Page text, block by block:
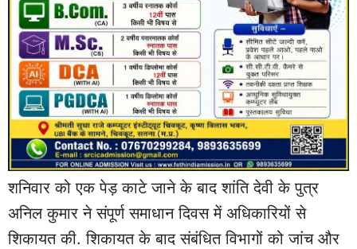
शनिवार को एक पेड़ काटे जाने के बाद शांति देवी के पुत्र
अनिल कुमार ने संपूर्ण समाधान दिवस में अधिकारियों से
शिकायत की. शिकायत के बाद संबंधित विभागों को जांच और